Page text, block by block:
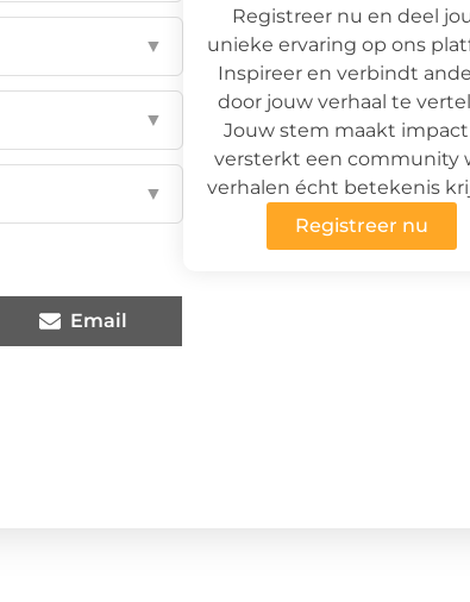
▼
▼
▼
Email
Registreer nu en deel
unieke ervaring op ons
Inspireer en verbindt
door jouw verhaal te
Jouw stem maakt
versterkt een community
verhalen écht betekenis
Registreer nu